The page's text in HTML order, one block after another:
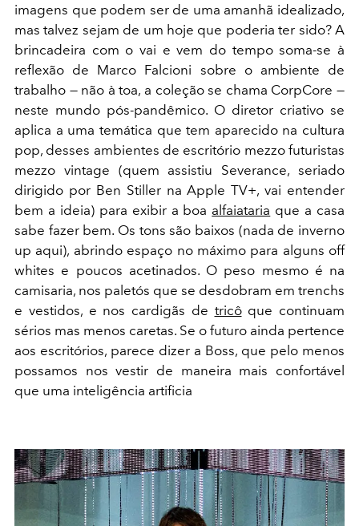
imagens que podem ser de uma amanhã idealizado,
mas talvez sejam de um hoje que poderia ter sido? A
brincadeira com o vai e vem do tempo soma-se à
reflexão de Marco Falcioni sobre o ambiente de
trabalho — não à toa, a coleção se chama CorpCore —
neste mundo pós-pandêmico. O diretor criativo se
aplica a uma temática que tem aparecido na cultura
pop, desses ambientes de escritório mezzo futuristas
mezzo vintage (quem assistiu Severance, seriado
dirigido por Ben Stiller na Apple TV+, vai entender
bem a ideia) para exibir a boa alfaiataria que a casa
sabe fazer bem. Os tons são baixos (nada de inverno
up aqui), abrindo espaço no máximo para alguns off
whites e poucos acetinados. O peso mesmo é na
camisaria, nos paletós que se desdobram em trenchs
e vestidos, e nos cardigãs de tricôque continuam
sérios mas menos caretas. Se o futuro ainda pertence
aos escritórios, parece dizer a Boss, que pelo menos
possamos nos vestir de maneira mais confortável
que uma inteligência artificia